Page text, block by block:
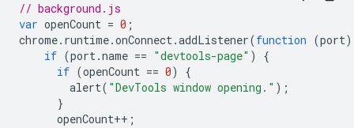
// background.js
var openCount = 0 ;
chrome. runtime.onConnect.addListener(function (port)
if (port.name == "devtools-page" )
{
if (openCount == 0)
{
alert( "DevTools window opening." );
}
openCount++ ;